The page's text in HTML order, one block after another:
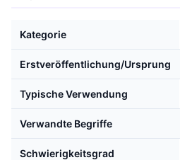
Kategorie
Erstveröffentlichung/Ursprung
Typische Verwendung
Verwandte Begriffe
Schwierigkeitsgrad